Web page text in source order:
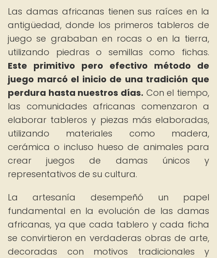
Las damas africanas tienen sus raíces en la
antigüedad, donde los primeros tableros de
juego se grababan en rocas o en la tierra,
utilizando piedras o semillas como fichas.
Este primitivo pero efectivo método de
juego marcó el inicio de una tradición que
perdura hasta nuestros días. Con el tiempo,
las comunidades africanas comenzaron a
elaborar tableros y piezas más elaboradas,
utilizando materiales como madera,
cerámica o incluso hueso de animales para
crear juegos de damas únicos y
representativos de su cultura.
La artesanía desempeñó un papel
fundamental en la evolución de las damas
africanas, ya que cada tablero y cada ficha
se convirtieron en verdaderas obras de arte,
decoradas con motivos tradicionales y